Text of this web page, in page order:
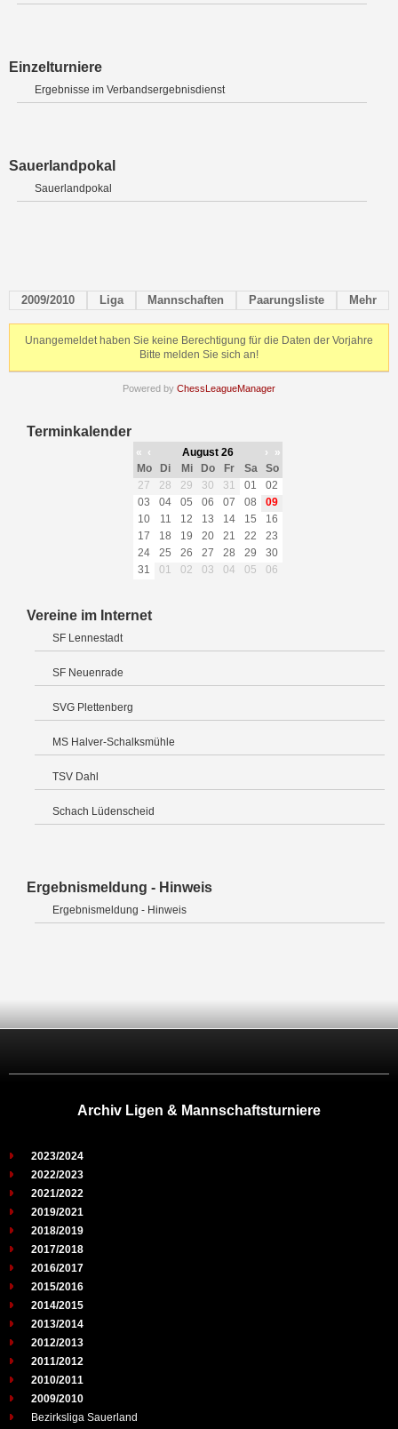
Einzelturniere
Ergebnisse im Verbandsergebnisdienst
Sauerlandpokal
Sauerlandpokal
2009/2010 Liga Mannschaften Paarungsliste Mehr
Unangemeldet haben Sie keine Berechtigung für die Daten der Vorjahre
Bitte melden Sie sich an!
Powered by ChessLeagueManager
Terminkalender
« ‹ August 26 ›
»
Mo
Di Mi Do Fr Sa
So
27
28 29 30 31 01
02
03
04 05 06 07 08
09
10
11 12 13 14 15
16
17
18 19 20 21 22
23
24
25 26 27 28 29
30
31
01 02 03 04 05 06
Vereine im Internet
SF Lennestadt
SF Neuenrade
SVG Plettenberg
MS Halver-Schalksmühle
TSV Dahl
Schach Lüdenscheid
Ergebnismeldung - Hinweis
Ergebnismeldung - Hinweis
Archiv Ligen & Mannschaftsturniere
2023/2024
2022/2023
2021/2022
2019/2021
2018/2019
2017/2018
2016/2017
2015/2016
2014/2015
2013/2014
2012/2013
2011/2012
2010/2011
2009/2010
Bezirksliga Sauerland